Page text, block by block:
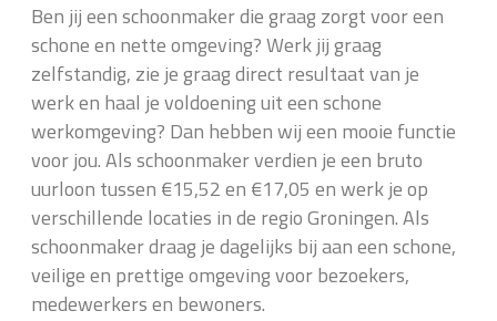
Ben jij een schoonmaker die graag zorgt voor een
schone en nette omgeving? Werk jij graag
zelfstandig, zie je graag direct resultaat van je
werk en haal je voldoening uit een schone
werkomgeving? Dan hebben wij een mooie functie
voor jou. Als schoonmaker verdien je een bruto
uurloon tussen €15,52 en €17,05 en werk je op
verschillende locaties in de regio Groningen. Als
schoonmaker draag je dagelijks bij aan een schone,
veilige en prettige omgeving voor bezoekers,
medewerkers en bewoners.